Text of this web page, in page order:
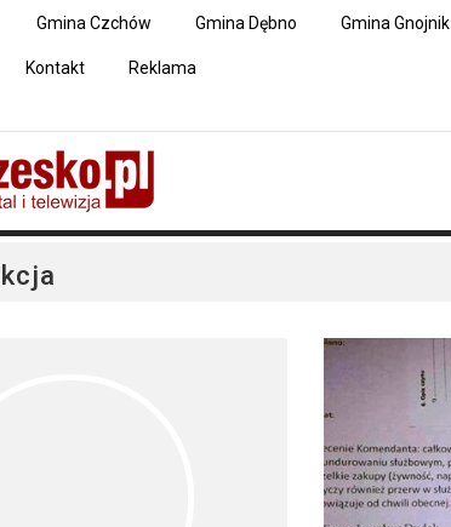
Gmina Czchów Gmina Dębno Gmina Gnojnik
Kontakt Reklama